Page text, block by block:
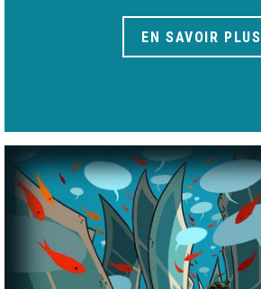
EN SAVOIR PLUS